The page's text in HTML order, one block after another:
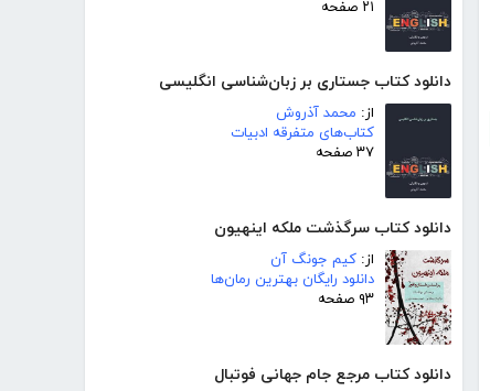
۲۱ صفحه
دانلود کتاب جستاری بر زبان‌شناسی انگلیسی
از: محمد آذروش
کتاب‌های متفرقه ادبیات
۳۷ صفحه
دانلود کتاب سرگذشت ملکه اینهیون
از: کیم جونگ آن
دانلود رایگان بهترین رمان‌ها
۹۳ صفحه
دانلود کتاب مرجع جام جهانی فوتبال